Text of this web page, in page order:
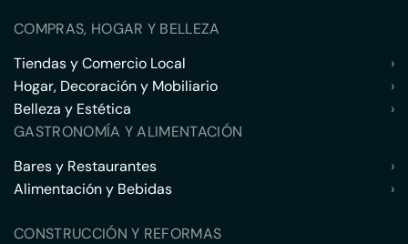
COMPRAS, HOGAR Y BELLEZA
Tiendas y Comercio Local
›
Hogar, Decoración y Mobiliario
›
Belleza y Estética
›
GASTRONOMÍA Y ALIMENTACIÓN
Bares y Restaurantes
›
Alimentación y Bebidas
›
CONSTRUCCIÓN Y REFORMAS